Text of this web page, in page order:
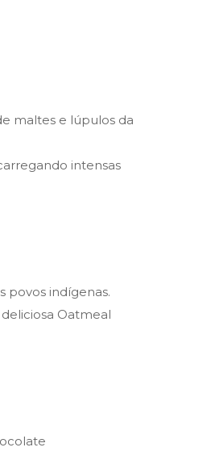
maltes e lúpulos da
intensas
povos indígenas.
Oatmeal